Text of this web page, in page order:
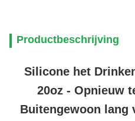
Productbeschrijving
Silicone het
20oz - Opnieuw
Buitengewoon lang